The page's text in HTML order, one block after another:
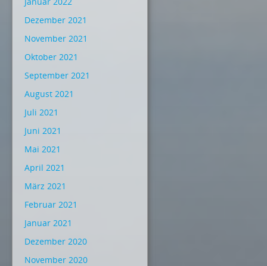
Dezember 2021
November 2021
Oktober 2021
September 2021
August 2021
Juli 2021
Juni 2021
Mai 2021
April 2021
März 2021
Februar 2021
Januar 2021
Dezember 2020
November 2020